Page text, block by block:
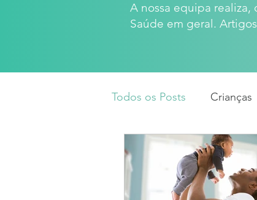
A nossa equipa
Saúde em geral.
Todos os Posts Crianças